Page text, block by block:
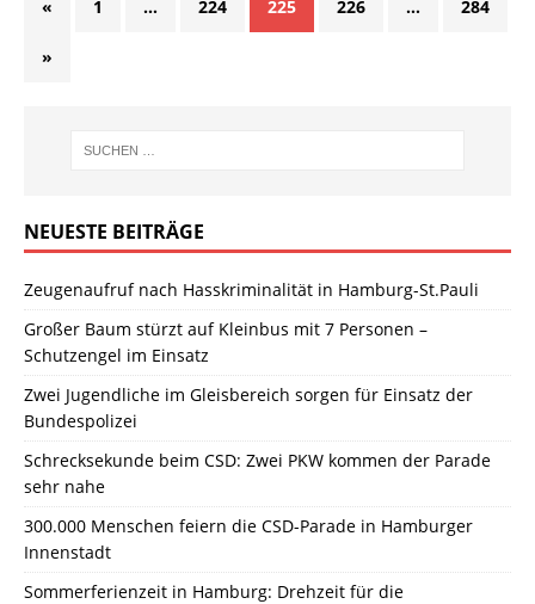
« 1 … 224 225 226 … 284
»
NEUESTE BEITRÄGE
Zeugenaufruf nach Hasskriminalität in Hamburg-St.Pauli
Großer Baum stürzt auf Kleinbus mit 7 Personen –
Schutzengel im Einsatz
Zwei Jugendliche im Gleisbereich sorgen für Einsatz der
Bundespolizei
Schrecksekunde beim CSD: Zwei PKW kommen der Parade
sehr nahe
300.000 Menschen feiern die CSD-Parade in Hamburger
Innenstadt
Sommerferienzeit in Hamburg: Drehzeit für die